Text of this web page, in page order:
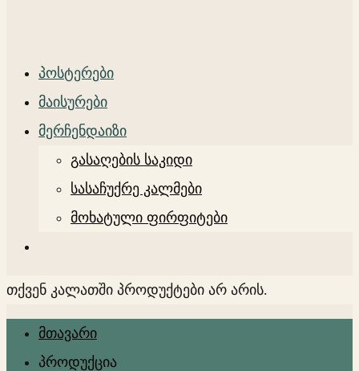
პოსტერები
მაისურები
მერჩენდაიზი
გასაღების საკიდი
სასაჩუქრე კალმები
მოხატული ფირფიტები
თქვენ კალათში პროდუქტები არ არის.
მთავარი
პროდუქცია